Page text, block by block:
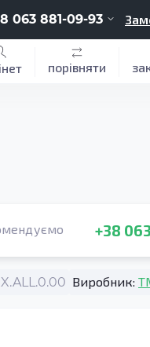
063 881-09-93
порівняти
+38
Виробник: